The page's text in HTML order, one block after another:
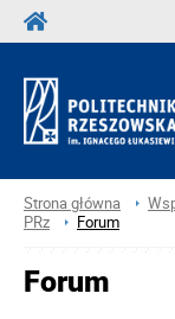
Strona główna
PRz
Forum
Forum